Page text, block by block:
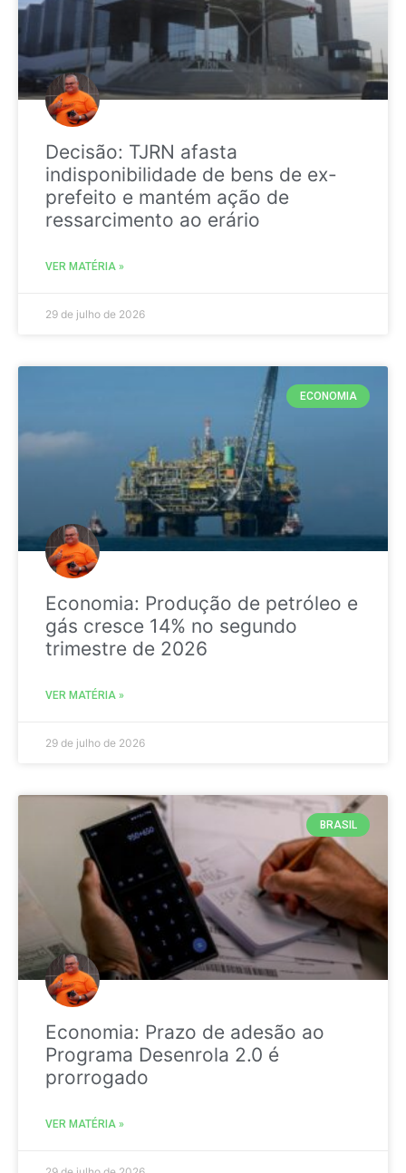
Decisão: TJRN afasta
indisponibilidade de bens de ex-
prefeito e mantém ação de
ressarcimento ao erário
VER MATÉRIA »
29 de julho de 2026
ECONOMIA
Economia: Produção de petróleo e
gás cresce 14% no segundo
trimestre de 2026
VER MATÉRIA »
29 de julho de 2026
BRASIL
Economia: Prazo de adesão ao
Programa Desenrola 2.0 é
prorrogado
VER MATÉRIA »